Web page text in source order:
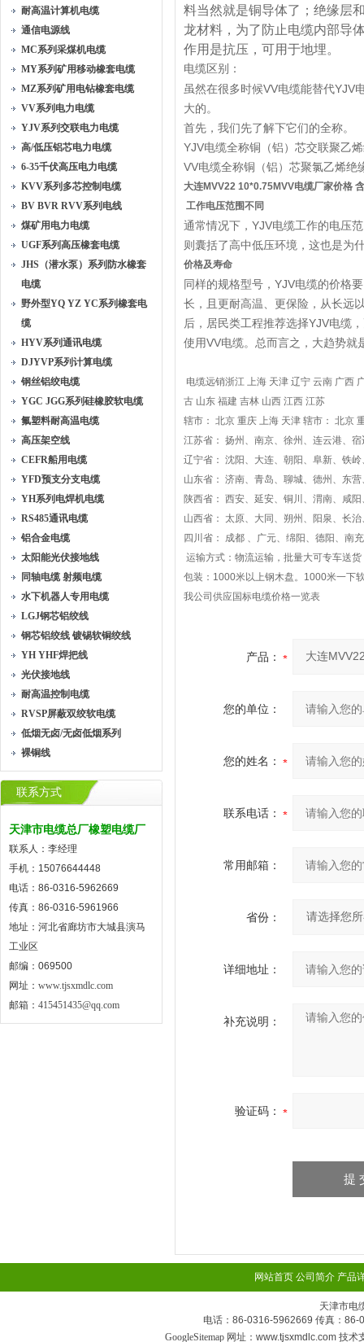
耐高温计算机电缆
通信电源线
MC系列采煤机电缆
MY系列矿用移动橡套电缆
MZ系列矿用电钻橡套电缆
VV系列电力电缆
YJV系列交联电力电缆
高/低压铝芯电力电缆
6-35千伏高压电力电缆
KVV系列多芯控制电缆
BV BVR RVV系列电线
煤矿用电力电缆
UGF系列高压橡套电缆
JHS（潜水泵）系列防水橡套
电缆
野外型YQ YZ YC系列橡套电
缆
HYV系列通讯电缆
DJYVP系列计算电缆
钢丝铝绞电缆
YGC JGG系列硅橡胶软电缆
氟塑料耐高温电缆
高压架空线
CEFR船用电缆
YFD预支分支电缆
YH系列电焊机电缆
RS485通讯电缆
铝合金电缆
太阳能光伏接地线
同轴电缆 射频电缆
水下机器人专用电缆
LGJ钢芯铝绞线
钢芯铝绞线 镀锡软铜绞线
YH YHF焊把线
光伏接地线
耐高温控制电缆
RVSP屏蔽双绞软电缆
低烟无卤/无卤低烟系列
裸铜线
联系方式
天津市电缆总厂橡塑电缆厂
联系人：李经理
手机：15076644448
电话：86-0316-5962669
传真：86-0316-5961966
地址：河北省廊坊市大城县演马
工业区
邮编：069500
网址： www.tjsxmdlc.com
邮箱： 415451435@qq.com
料当然就是铜导体了；绝缘层
龙材料，为了防止电缆内部导
作用是抗压，可用于地埋。
电缆区别：
虽然在很多时候VV电缆能替代YJV
大的。
首先，我们先了解下它们的全称。
YJV电缆全称铜（铝）芯交联聚乙
VV电缆全称铜（铝）芯聚氯乙烯绝
大连MVV22 10*0.75MVV电缆厂家价格
工作电压范围不同
通常情况下，YJV电缆工作的电压
则囊括了高中低压环境，这也是为
价格及寿命
同样的规格型号，YJV电缆的价格
长，且更耐高温、更保险，从长远
后，居民类工程推荐选择YJV电缆
使用VV电缆。总而言之，大趋势就
电缆远销浙江 上海 天津 辽宁 云南 广西
古 山东 福建 吉林 山西 江西 江苏
辖市： 北京 重庆 上海 天津 辖市： 北京
江苏省： 扬州、南京、徐州、连云港、
辽宁省： 沈阳、大连、朝阳、阜新、铁
山东省： 济南、青岛、聊城、德州、东
陕西省： 西安、延安、铜川、渭南、咸
山西省： 太原、大同、朔州、阳泉、长
四川省： 成都 、广元、绵阳、德阳、南
运输方式：物流运输，批量大可专车送
包装：1000米以上钢木盘。1000米一下
我公司供应国标电缆价格一览表
产品：
您的单位：
您的姓名：
联系电话：
常用邮箱：
省份：
详细地址：
补充说明：
验证码：
网站首页 公司简介 产品
天津市电
电话：86-0316-5962669 传真：86-
GoogleSitemap网址：www.tjsxmdlc.com 技术